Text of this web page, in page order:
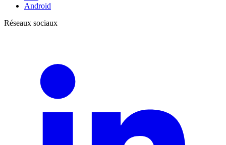
Android
Réseaux sociaux